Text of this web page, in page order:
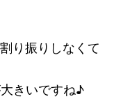
り振りしなくて
きいですね♪